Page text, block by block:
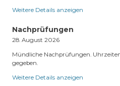
Weitere Details anzeigen
Nachprüfungen
28. August 2026
Mündliche Nachprüfungen.
gegeben.
Weitere Details anzeigen